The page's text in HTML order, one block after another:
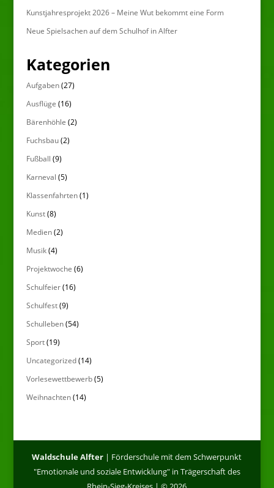
Kunstjahresprojekt 2026 – Meine Wut bekommt eine Form
Neue Spielsachen auf dem Schulhof in Alfter
Kategorien
Aufgaben(27)
Ausflüge (16)
Bärenhöhle (2)
Fuchsbau(2)
Fußball (9)
Karneval (5)
Klassenfahrten(1)
Kunst(8)
Medien(2)
Musik(4)
Projektwoche (6)
Schulfeier(16)
Schulfest(9)
Schulleben(54)
Sport(19)
Uncategorized(14)
Vorlesewettbewerb(5)
Weihnachten(14)
Waldschule Alfter | Förderschule mit dem Schwerpunkt
"Emotionale und soziale Entwicklung" in Trägerschaft des